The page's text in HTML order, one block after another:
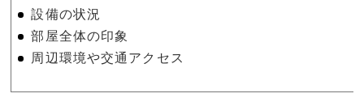
設備の状況
部屋全体の印象
周辺環境や交通アクセス